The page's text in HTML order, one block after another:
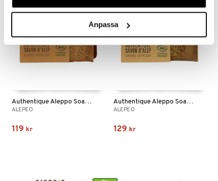
Anpassa
Authentique Aleppo Soap 20%
ALEPEO
119 kr
eko
Authentique Aleppo Soap 30%
ALEPEO
129 kr